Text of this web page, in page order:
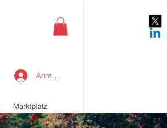
Anmelden
Marktplatz